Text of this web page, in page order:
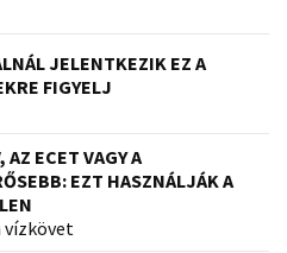
JELENTKEZIK EZ A
FIGYELJ
AZ ECET VAGY A
EZT HASZNÁLJÁK A
vízkövet